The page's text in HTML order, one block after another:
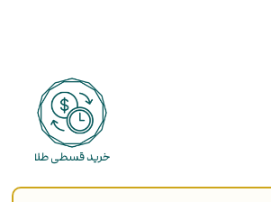
خرید قسطی طلا